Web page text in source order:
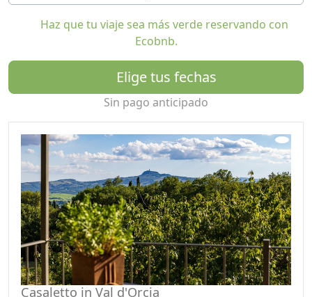
La casa fue diseñada para recibir a los huéspedes en un
ambiente íntimo, confortable y de bajo impacto
ecológico. La intención es reducir al máximo el uso de
sustancias contaminantes y plásticos desechables, de
hecho el agua potable que se les ofrece proviene de
fuentes cercanas y se presenta en botellas de vidrio
retornables; Los residuos de alimentos se convierten en
abono y se transforman en fertilizante para el huerto
orgánico que se pone a su disposición para preparar
comidas saludables y deliciosas.
En la casa se respira un aire de armonía y cultura
gracias a los numerosos libros, cuadros de arte
contemporáneo y muebles antiguos de la familia.
INFORMACIÓN VARIADA
Sistemas instalados:
Haz que tu viaje sea más verde reservando con
Ecobnb.
Elige tus fechas
Sin pago anticipado
Casaletto in Val d'Orcia